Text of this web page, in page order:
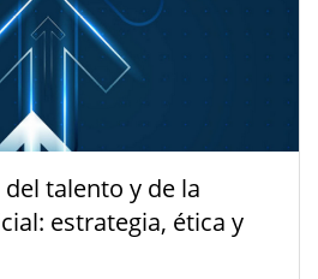
talento y de la
estrategia, ética y